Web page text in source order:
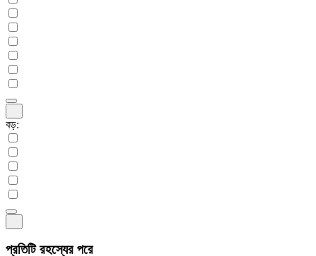
বড়:
প্রতিটি রহস্যের পরে